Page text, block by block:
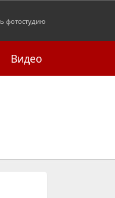
фотостудию
Видео